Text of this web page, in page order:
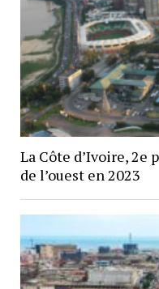
La Côte d’Ivoire, 2e
de l’ouest en 2023